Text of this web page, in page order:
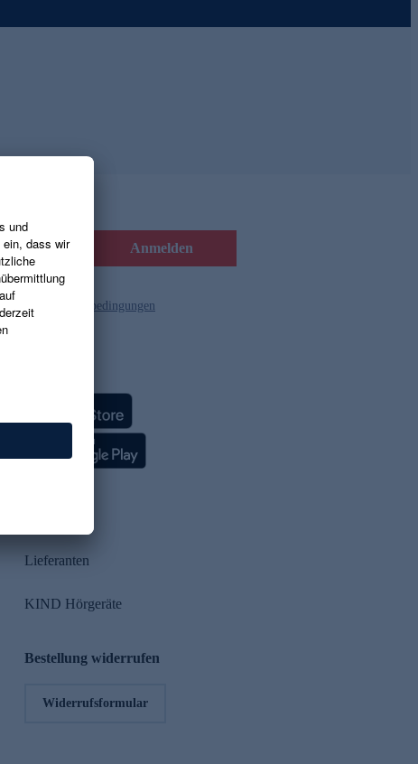
Anmelden
und die Gutscheinbedingungen
Lieferanten
KIND Hörgeräte
Bestellung widerrufen
Widerrufsformular